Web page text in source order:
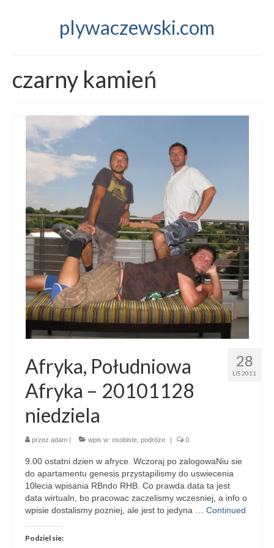
plywaczewski.com
czarny kamień
28
LIS 2011
Afryka, Południowa
Afryka – 20101128
niedziela
przez adam | wpis w: osobiste podróże | 0
9.00 ostatni dzien w afryce. Wczoraj po zalogowaNiu sie
do apartamentu genesis przystapilismy do uswiecenia
10lecia wpisania RBndo RHB. Co prawda data ta jest
data wirtualn, bo pracowac zaczelismy wczesniej, a info o
wpisie dostalismy pozniej, ale jest to jedyna … Continued
Podziel sie: